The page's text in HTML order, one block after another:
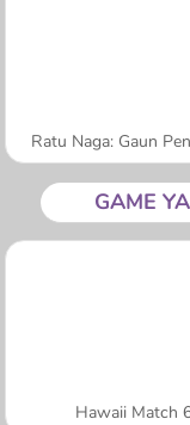
Ratu Naga: Gaun
GAME
Hawaii Match